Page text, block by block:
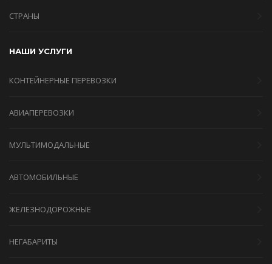
СТРАНЫ
НАШИ УСЛУГИ
КОНТЕЙНЕРНЫЕ ПЕРЕВОЗКИ
АВИАПЕРЕВОЗКИ
МУЛЬТИМОДАЛЬНЫЕ
АВТОМОБИЛЬНЫЕ
ЖЕЛЕЗНОДОРОЖНЫЕ
НЕГАБАРИТЫ